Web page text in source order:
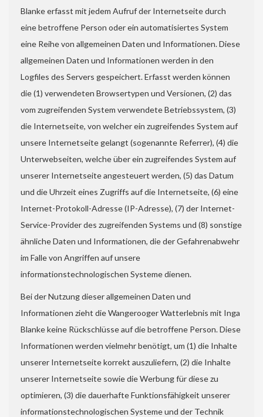
Blanke erfasst mit jedem Aufruf der Internetseite durch
eine betroffene Person oder ein automatisiertes System
eine Reihe von allgemeinen Daten und Informationen. Diese
allgemeinen Daten und Informationen werden in den
Logfiles des Servers gespeichert. Erfasst werden können
die (1) verwendeten Browsertypen und Versionen, (2) das
vom zugreifenden System verwendete Betriebssystem, (3)
die Internetseite, von welcher ein zugreifendes System auf
unsere Internetseite gelangt (sogenannte Referrer), (4) die
Unterwebseiten, welche über ein zugreifendes System auf
unserer Internetseite angesteuert werden, (5) das Datum
und die Uhrzeit eines Zugriffs auf die Internetseite, (6) eine
Internet-Protokoll-Adresse (IP-Adresse), (7) der Internet-
Service-Provider des zugreifenden Systems und (8) sonstige
ähnliche Daten und Informationen, die der Gefahrenabwehr
im Falle von Angriffen auf unsere
informationstechnologischen Systeme dienen.
Bei der Nutzung dieser allgemeinen Daten und
Informationen zieht die Wangerooger Watterlebnis mit Inga
Blanke keine Rückschlüsse auf die betroffene Person. Diese
Informationen werden vielmehr benötigt, um (1) die Inhalte
unserer Internetseite korrekt auszuliefern, (2) die Inhalte
unserer Internetseite sowie die Werbung für diese zu
optimieren, (3) die dauerhafte Funktionsfähigkeit unserer
informationstechnologischen Systeme und der Technik